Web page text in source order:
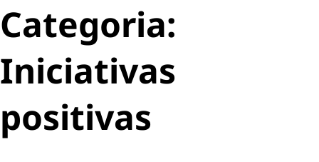
Categoria:
Iniciativas
positivas